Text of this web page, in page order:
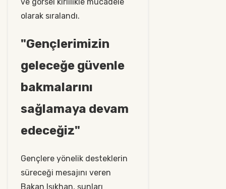
ve görsel kirlilikle mücadele
olarak sıralandı.
"Gençlerimizin
geleceğe güvenle
bakmalarını
sağlamaya devam
edeceğiz"
Gençlere yönelik desteklerin
süreceği mesajını veren
Bakan Işıkhan, şunları